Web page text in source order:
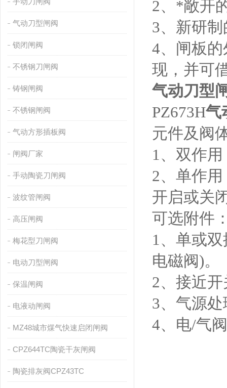
气动刀型闸阀
锁闭闸阀
不锈钢刀闸阀
铸钢闸阀
不锈钢闸阀
气动方形插板阀
闸阀厂家
手动陶瓷刀闸阀
波纹管闸阀
高压闸阀
梅花型刀闸阀
电动刀型闸阀
保温闸阀
电液动闸阀
MZ48城市煤气快速启闭闸阀
CPZ644TC陶瓷干灰闸阀
陶瓷排灰阀CPZ43TC
2、*敞开
3、新研
4、闸板
现，并可
气动刀型
PZ673H气
元件及阀
1、双作
2、单作
开启或关
可选附件
1、单或
电磁阀)。
2、接近开
3、气源
4、电/气